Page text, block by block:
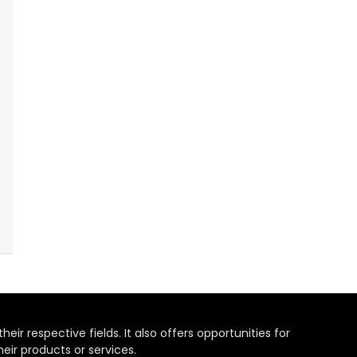
respective fields. It also offers opportunities for
products or services.